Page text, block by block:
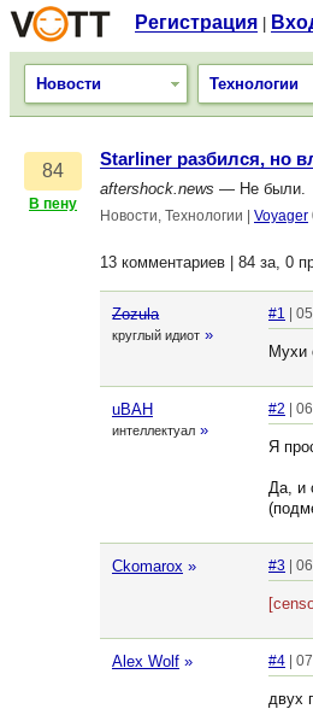
Регистрация
Новости Технологии
84
В пену
Starliner разбился, но
aftershock.news — Не были.
Новости, Технологии Voyager
13 комментариев | 84 за, 0
Zozula
круглый идиот »
#1 |
Мухи
uBAH
интеллектуал »
#2 |
Я
Да, и
Ckomarox » #3 |
Alex Wolf » #4 |
двух